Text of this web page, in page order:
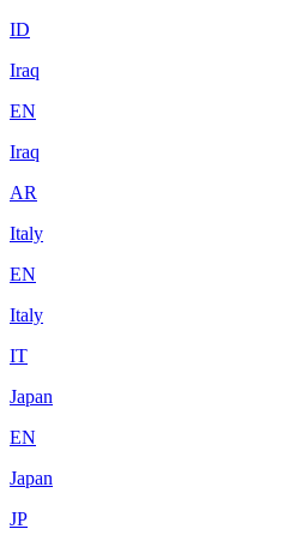
ID
Iraq
EN
Iraq
AR
Italy
EN
Italy
IT
Japan
EN
Japan
JP